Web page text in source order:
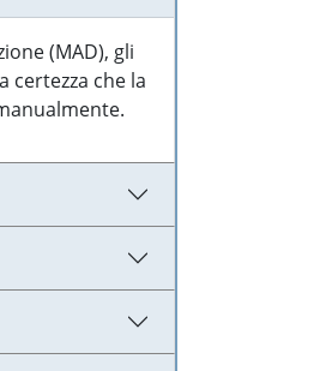
(MAD), gli
certezza che la